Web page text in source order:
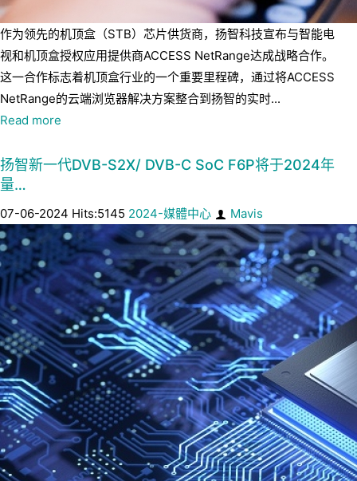
作为领先的机顶盒（STB）芯片供货商，扬智科技宣布与智能电
视和机顶盒授权应用提供商ACCESS NetRange达成战略合作。
这一合作标志着机顶盒行业的一个重要里程碑，通过将ACCESS
NetRange的云端浏览器解决方案整合到扬智的实时...
Read more
扬智新一代DVB-S2X/ DVB-C SoC F6P将于2024年
量…
07-06-2024 Hits:5145 2024-媒體中心 Mavis